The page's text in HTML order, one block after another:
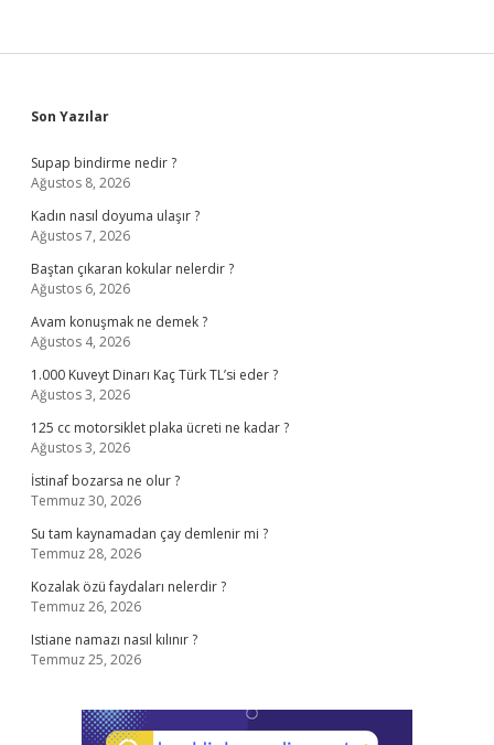
Sidebar
Son Yazılar
Supap bindirme nedir ?
Ağustos 8, 2026
Kadın nasıl doyuma ulaşır ?
Ağustos 7, 2026
Baştan çıkaran kokular nelerdir ?
Ağustos 6, 2026
Avam konuşmak ne demek ?
Ağustos 4, 2026
1.000 Kuveyt Dinarı Kaç Türk TL’si eder ?
Ağustos 3, 2026
125 cc motorsiklet plaka ücreti ne kadar ?
Ağustos 3, 2026
İstinaf bozarsa ne olur ?
Temmuz 30, 2026
Su tam kaynamadan çay demlenir mi ?
Temmuz 28, 2026
Kozalak özü faydaları nelerdir ?
Temmuz 26, 2026
Istiane namazı nasıl kılınır ?
Temmuz 25, 2026